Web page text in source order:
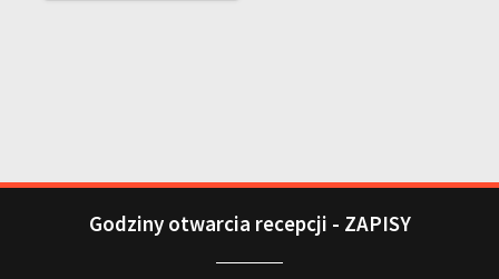
Godziny otwarcia recepcji - ZAPISY